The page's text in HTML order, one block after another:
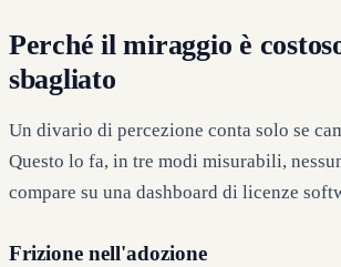
Perché il miraggio è
sbagliato
Un divario di percezione conta solo se
Questo lo fa, in tre modi misurabili,
compare su una dashboard di licenze
Frizione nell'adozione